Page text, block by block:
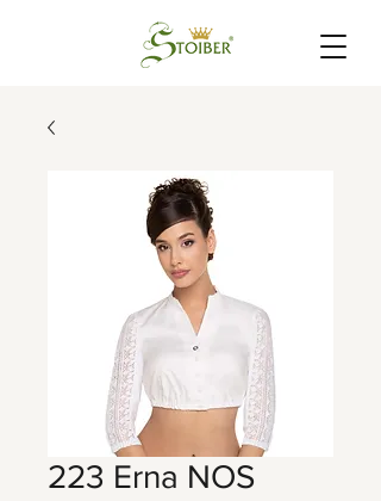
223 Erna NOS